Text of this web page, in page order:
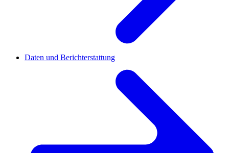
Daten und Berichterstattung